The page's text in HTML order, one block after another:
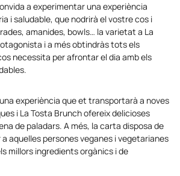
a experimentar una experiència
i saludable, que nodrirà el vostre cos i
amanides, bowls… la varietat a La
i a més obtindràs tots els
necessita per afrontar el dia amb els
experiència que et transportarà a noves
i La Tosta Brunch ofereix delicioses
de paladars. A més, la carta disposa de
a aquelles persones veganes i vegetarianes
millors ingredients orgànics i de